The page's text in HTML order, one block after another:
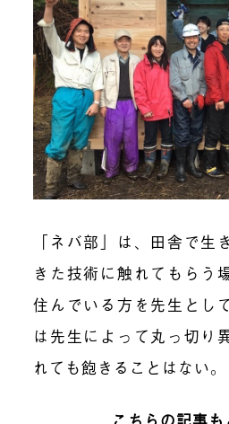
「ネバ部」は、田舎で生
きた技術に触れてもらう
住んでいる方を先生とし
は先生によって丸っ切り
れても飽きることはない。